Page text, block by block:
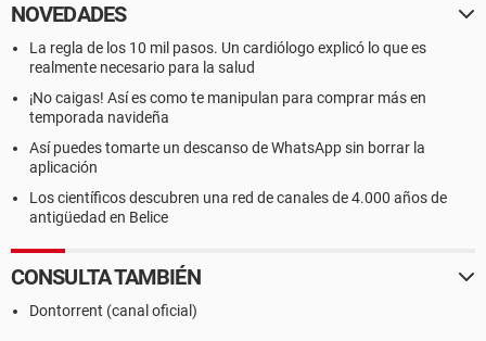
NOVEDADES
La regla de los 10 mil pasos. Un cardiólogo explicó lo que es
realmente necesario para la salud
¡No caigas! Así es como te manipulan para comprar más en
temporada navideña
Así puedes tomarte un descanso de WhatsApp sin borrar la
aplicación
Los científicos descubren una red de canales de 4.000 años de
antigüedad en Belice
CONSULTA TAMBIÉN
Dontorrent (canal oficial)